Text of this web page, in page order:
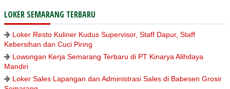
LOKER SEMARANG TERBARU
Loker Resto Kuliner Kudus Supervisor, Staff Dapur, Staff
Kebersihan dan Cuci Piring
Lowongan Kerja Semarang Terbaru di PT Kinarya Alihdaya
Mandiri
Loker Sales Lapangan dan Administrasi Sales di Babesen Grosir